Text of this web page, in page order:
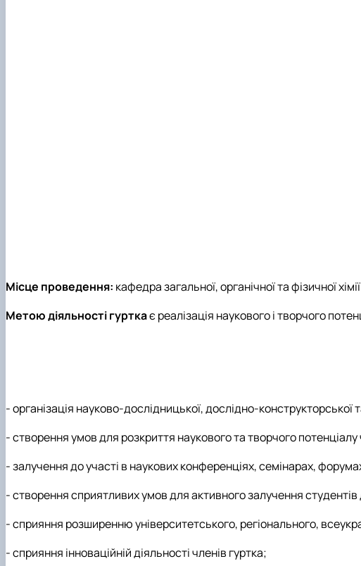
Місце проведення: кафедра загальної, органічної та фізичної
Метою діяльності гурткає реалізація наукового і творчого
- організація науково-дослідницької, дослідно-конструкторської
- створення умов для розкриття наукового та творчого потенціалу
- залучення до участі в наукових конференціях, семінарах,
- створення сприятливих умов для активного залучення студентів
- сприяння розширенню університетського, регіонального,
- сприяння інноваційній діяльності членів гуртка;